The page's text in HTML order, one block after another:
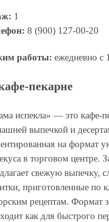
1
8 (900) 127-00-20
работы: ежедневно с
пекарне
испекла» — это кафе-
выпечкой и
на формат
в торговом центре.
свежую выпечку,
приготовленные по
рецептам. Формат
как для быстрого